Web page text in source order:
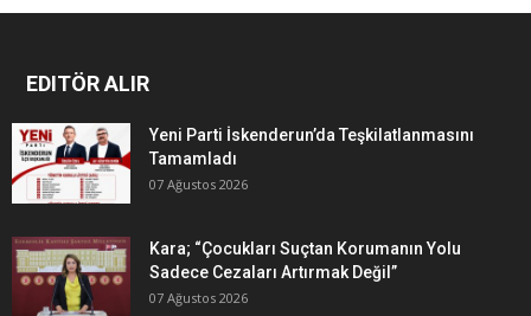
EDITÖR ALIR
Yeni Parti İskenderun’da Teşkilatlanmasını
Tamamladı
07 Ağustos 2026
Kara; “Çocukları Suçtan Korumanın Yolu
Sadece Cezaları Artırmak Değil”
07 Ağustos 2026